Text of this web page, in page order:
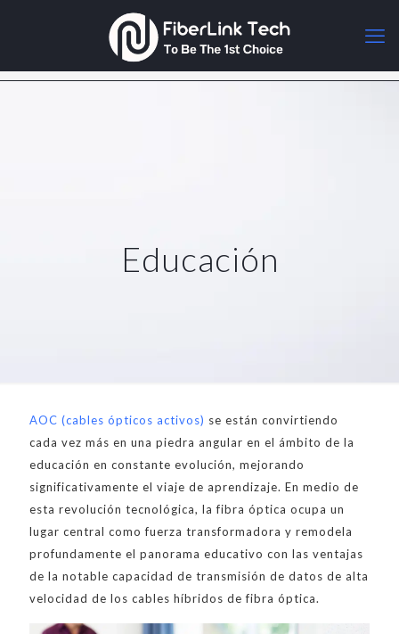
Educación
AOC (cables ópticos activos) se están convirtiendo
cada vez más en una piedra angular en el ámbito de la
educación en constante evolución, mejorando
significativamente el viaje de aprendizaje. En medio de
esta revolución tecnológica, la fibra óptica ocupa un
lugar central como fuerza transformadora y remodela
profundamente el panorama educativo con las ventajas
de la notable capacidad de transmisión de datos de alta
velocidad de los cables híbridos de fibra óptica.